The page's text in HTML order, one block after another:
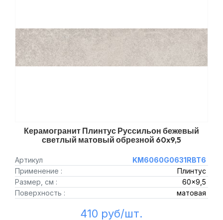
Керамогранит Плинтус Руссильон бежевый
светлый матовый обрезной 60x9,5
Артикул
KM6060G0631RBT6
Применение :
Плинтус
Размер, см :
60x9,5
Поверхность :
матовая
410 руб/шт.